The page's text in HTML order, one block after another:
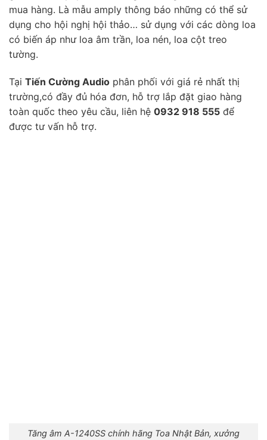
mua hàng. Là mẫu amply thông báo những có thể sử
dụng cho hội nghị hội thảo… sử dụng với các dòng loa
có biến áp như loa âm trần, loa nén, loa cột treo
tường.
Tại Tiến Cường Audio phân phối với giá rẻ nhất thị
trường,có đầy đủ hóa đơn, hỗ trợ lắp đặt giao hàng
toàn quốc theo yêu cầu, liên hệ 0932 918 555 để
được tư vấn hỗ trợ.
Tăng âm A-1240SS chính hãng Toa Nhật Bản, xưởng